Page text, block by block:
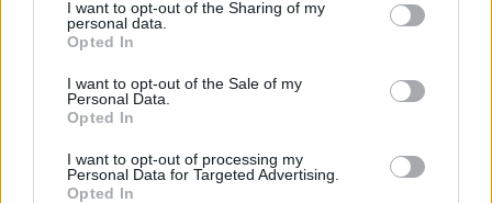
I want to opt-out of the Sharing of my
personal data.
Opted In
I want to opt-out of the Sale of my
Personal Data.
Opted In
I want to opt-out of processing my
Personal Data for Targeted Advertising.
Opted In
desperatiškas noras
sulieknėti: apie pasekmes
negalvojau
varžybos, taisyklės ir